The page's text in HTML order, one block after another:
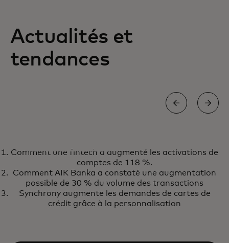
Actualités et
tendances
La fenêtre d'opportunité pour
les rétro facturations
Obtenir le rapport
Comment une fintech a augmenté les activations de
comptes de 118 %.
Comment AIK Banka a constaté une augmentation
possible de 30 % du volume des transactions
Synchrony augmente les demandes de cartes de
crédit grâce à la personnalisation